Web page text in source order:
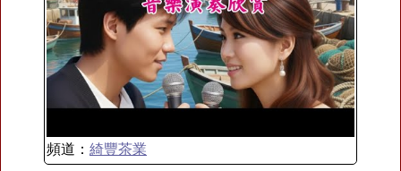
頻道： 綺豐茶業